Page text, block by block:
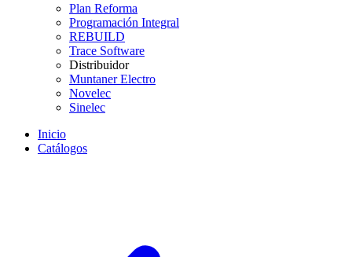
Plan Reforma
Programación Integral
REBUILD
Trace Software
Distribuidor
Muntaner Electro
Novelec
Sinelec
Inicio
Catálogos